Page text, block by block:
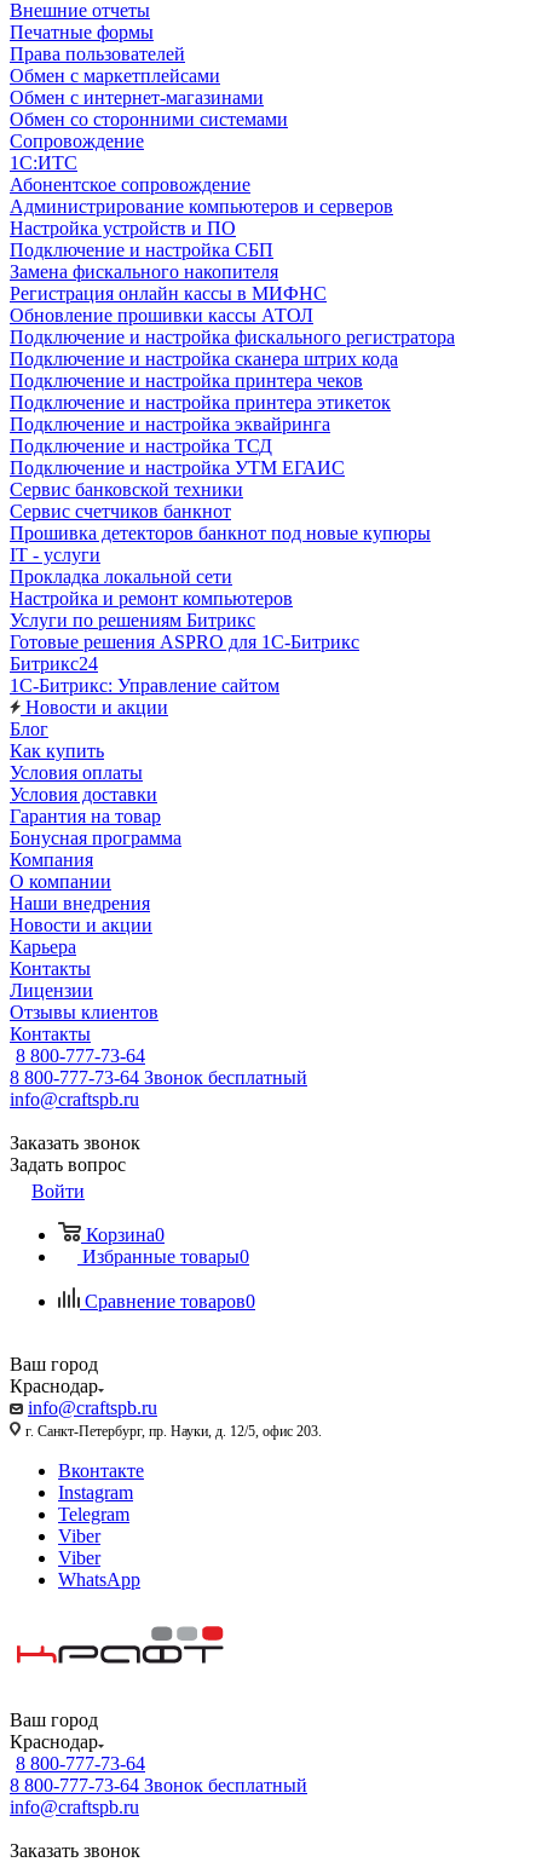
Внешние отчеты
Печатные формы
Права пользователей
Обмен с маркетплейсами
Обмен с интернет-магазинами
Обмен со сторонними системами
Сопровождение
1C:ИТС
Абонентское сопровождение
Администрирование компьютеров и серверов
Настройка устройств и ПО
Подключение и настройка СБП
Замена фискального накопителя
Регистрация онлайн кассы в МИФНС
Обновление прошивки кассы АТОЛ
Подключение и настройка фискального регистратора
Подключение и настройка сканера штрих кода
Подключение и настройка принтера чеков
Подключение и настройка принтера этикеток
Подключение и настройка эквайринга
Подключение и настройка ТСД
Подключение и настройка УТМ ЕГАИС
Сервис банковской техники
Сервис счетчиков банкнот
Прошивка детекторов банкнот под новые купюры
IT - услуги
Прокладка локальной сети
Настройка и ремонт компьютеров
Услуги по решениям Битрикс
Готовые решения ASPRO для 1С-Битрикс
Битрикс24
1С-Битрикс: Управление сайтом
Новости и акции
Блог
Как купить
Условия оплаты
Условия доставки
Гарантия на товар
Бонусная программа
Компания
О компании
Наши внедрения
Новости и акции
Карьера
Контакты
Лицензии
Отзывы клиентов
Контакты
8 800-777-73-64
8 800-777-73-64 Звонок бесплатный
info@craftspb.ru
Заказать звонок
Задать вопрос
Войти
Корзина0
Избранные товары0
Сравнение товаров0
Ваш город
Краснодар
info@craftspb.ru
г. Санкт-Петербург, пр. Науки, д. 12/5, офис 203.
Вконтакте
Instagram
Telegram
Viber
Viber
WhatsApp
Ваш город
Краснодар
8 800-777-73-64
8 800-777-73-64 Звонок бесплатный
info@craftspb.ru
Заказать звонок